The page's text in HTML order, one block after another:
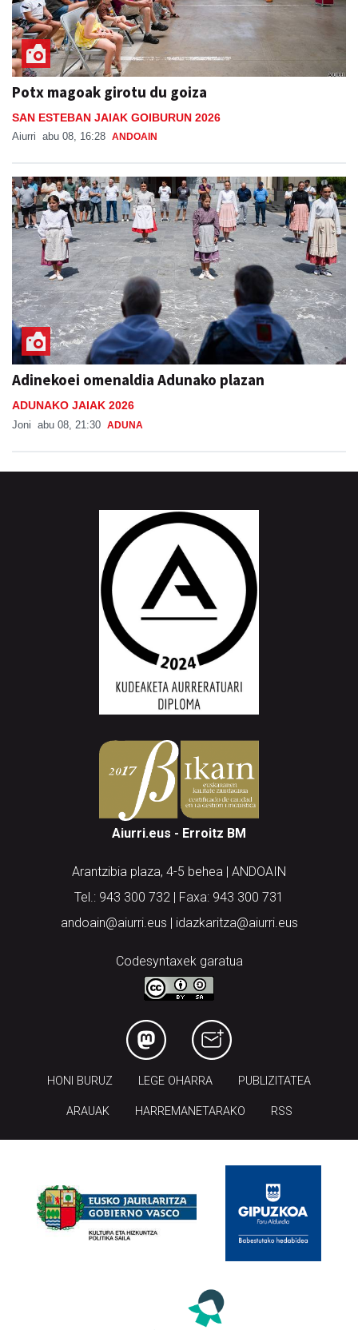
Potx magoak girotu du goiza
SAN ESTEBAN JAIAK GOIBURUN 2026
Aiurri abu 08, 16:28 ANDOAIN
Adinekoei omenaldia Adunako plazan
ADUNAKO JAIAK 2026
Joni abu 08, 21:30 ADUNA
Aiurri.eus - Erroitz BM
Arantzibia plaza, 4-5 behea | ANDOAIN
Tel.: 943 300 732 | Faxa: 943 300 731
andoain@aiurri.eus | idazkaritza@aiurri.eus
Codesyntaxek garatua
HONI BURUZ LEGE OHARRA PUBLIZITATEA
ARAUAK HARREMANETARAKO RSS